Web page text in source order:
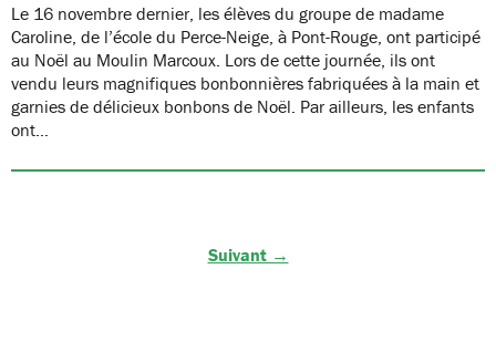
Le 16 novembre dernier, les élèves du groupe de madame
Caroline, de l’école du Perce-Neige, à Pont-Rouge, ont participé
au Noël au Moulin Marcoux. Lors de cette journée, ils ont
vendu leurs magnifiques bonbonnières fabriquées à la main et
garnies de délicieux bonbons de Noël. Par ailleurs, les enfants
ont…
Suivant →